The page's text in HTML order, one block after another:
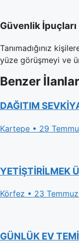
Güvenlik İpuçları
Tanımadığınız
yüze görüşmeyi ve
Benzer İlanlar
DAĞITIM
Kartepe • 29
YETİŞTİRİLMEK
Körfez • 23
GÜNLÜK EV